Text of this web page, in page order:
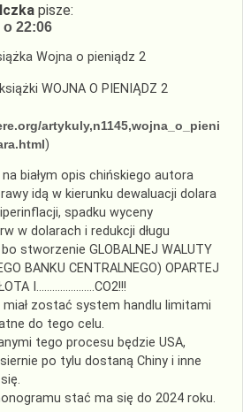
pisze:
22:06
Wojna o pieniądz 2
WOJNA O PIENIĄDZ 2
artykuly,n1145,wojna_o_pieni
)
białym opis chińskiego autora
idą w kierunku dewaluacji dolara
spadku wyceny
w dolarach i redukcji długu
stworzenie GLOBALNEJ WALUTY
BANKU CENTRALNEGO) OPARTEJ
I………………….CO2!!!
zostać system handlu limitami
do tego celu.
tego procesu będzie USA,
po tylu dostaną Chiny i inne
stać ma się do 2024 roku.